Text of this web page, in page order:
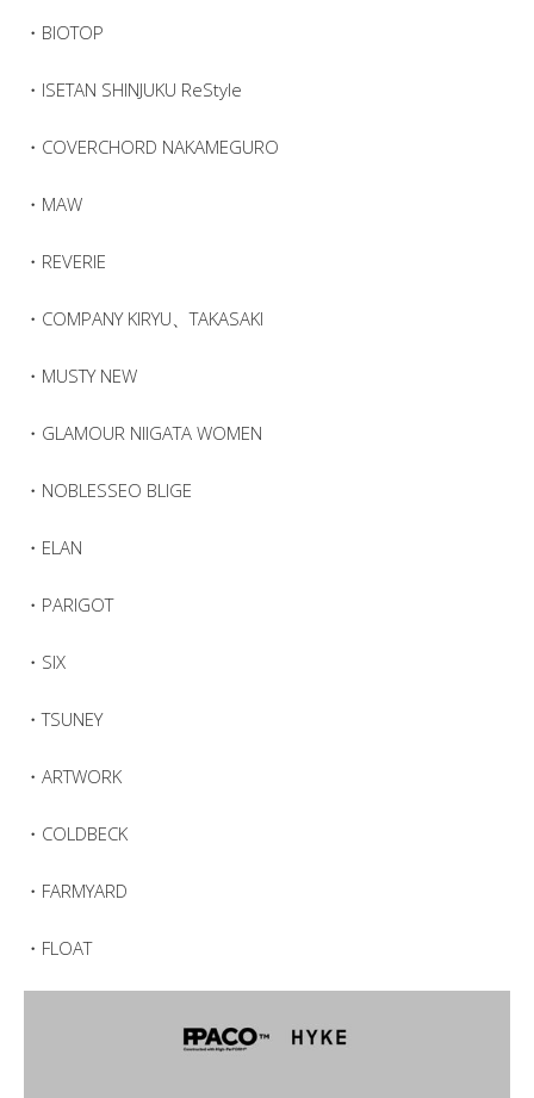
・BIOTOP
・ISETAN SHINJUKU ReStyle
・COVERCHORD NAKAMEGURO
・MAW
・REVERIE
・COMPANY KIRYU、TAKASAKI
・MUSTY NEW
・GLAMOUR NIIGATA WOMEN
・NOBLESSEO BLIGE
・ELAN
・PARIGOT
・SIX
・TSUNEY
・ARTWORK
・COLDBECK
・FARMYARD
・FLOAT